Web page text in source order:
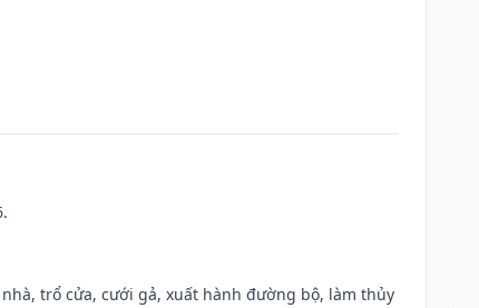
trổ cửa, cưới gả, xuất hành đường bộ, làm thủy